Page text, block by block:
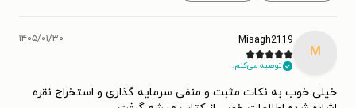
M
Misagh2119
توصیه می‌کنم.
۱۴۰۵/۰۱/۳۰
خیلی خوب به نکات مثبت و منفی سرمایه گذاری و استخراج نقره